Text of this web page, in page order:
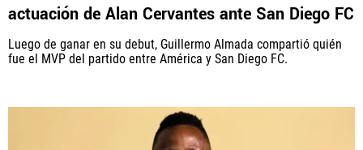
actuación de Alan Cervantes ante San Diego FC
Luego de ganar en su debut, Guillermo Almada compartió quién
fue el MVP del partido entre América y San Diego FC.